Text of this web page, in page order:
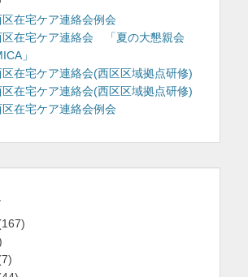
在宅ケア連絡会例会
区在宅ケア連絡会 「夏の大懇親会
」
在宅ケア連絡会(西区区域拠点研修)
在宅ケア連絡会(西区区域拠点研修)
在宅ケア連絡会例会